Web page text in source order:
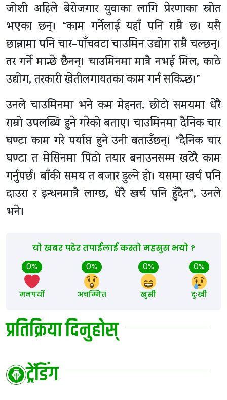
जोशी अहिले बेरोजगार युवाका लागि प्रेरणाका स्रोत
भएका छन्। “काम गर्नेलाई यहाँ पनि राम्रै छ। यसै
छान्नामा पनि चार–पाँचवटा चाउमिन उद्योग राम्रै चल्छन्।
तर गर्ने मान्छे छैनन्। चाउमिनमा मात्रै नभई मिल, काठे
उद्योग, तरकारी खेतीलगायतका काम गर्न सकिन्छ।”
उनले चाउमिनमा भने कम मेहनत, छोटो समयमा धेरै
राम्रो उपलब्धि हुने गरेको बताए। चाउमिनमा दैनिक चार
घण्टा काम गरे पर्याप्त हुने उनी बताउँछन्। “दैनिक चार
घण्टा त मेसिनमा पिठो तयार बनाउनसम्म खटेरै काम
गर्नुपर्छ। बाँकी समय त बजार डुल्ने हो। यसमा खर्च पनि
दाउरा र इन्धनमात्रै लाग्छ, धेरै खर्च पनि हुँदैन”, उनले
भने।
यो खबर पढेर तपाईलाई कस्तो महसुस भयो ?
0%
मनपर्यो
0%
अचम्मित
0%
खुसी
0%
दुःखी
प्रतिक्रिया दिनुहोस्
ट्रेंडिंग